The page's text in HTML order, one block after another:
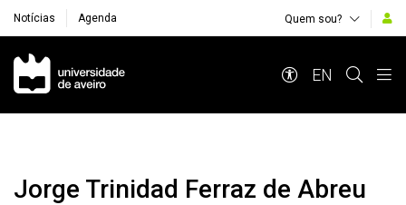
Notícias Agenda Quem sou?
Navegação Principal
EN
Jorge Trinidad Ferraz de Abreu